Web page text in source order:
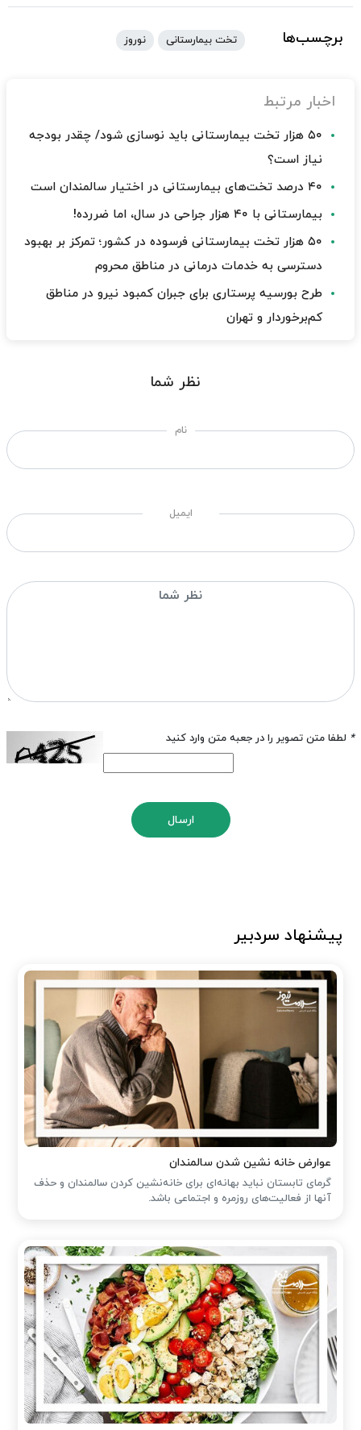
برچسب‌ها تخت بیمارستانی نوروز
اخبار مرتبط
۵۰ هزار تخت بیمارستانی باید نوسازی شود/ چقدر بودجه
نیاز است؟
۴۰ درصد تخت‌های بیمارستانی در اختیار سالمندان است
بیمارستانی با ۴۰ هزار جراحی در سال، اما ضررده!
۵۰ هزار تخت بیمارستانی فرسوده در کشور؛ تمرکز بر بهبود
دسترسی به خدمات درمانی در مناطق محروم
طرح بورسیه پرستاری برای جبران کمبود نیرو در مناطق
کم‌برخوردار و تهران
نظر شما
نام
ایمیل
* لطفا متن تصویر را در جعبه متن وارد کنید
ارسال
پیشنهاد سردبیر
عوارض خانه نشین شدن سالمندان
گرمای تابستان نباید بهانه‌ای برای خانه‌نشین کردن سالمندان و حذف
آنها از فعالیت‌های روزمره و اجتماعی باشد.